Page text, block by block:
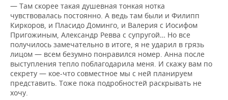
— Там скорее такая душевная тонкая нотка
чувствовалась постоянно. А ведь там были и Филипп
Киркоров, и Пласидо Доминго, и Валерия с Иосифом
Пригожиным, Александр Ревва с супругой… Но все
получилось замечательно в итоге, я не ударил в грязь
лицом — всем безумно понравился номер. Анна после
выступления тепло поблагодарила меня. И скажу вам по
секрету — кое-что совместное мы с ней планируем
представить. Тоже пока подробностей раскрывать не
хочу.